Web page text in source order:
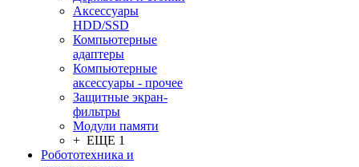
Аксессуары
HDD/SSD
Компьютерные
адаптеры
Компьютерные
аксессуары - прочее
Защитные экран-
фильтры
Модули памяти
+ ЕЩЕ 1
Робототехника и